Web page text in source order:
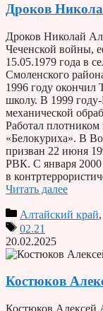
Дроков
Дроков Николай
Чеченской войны,
15.05.1979 года в
Смоленского
1996 году
школу. В 1999
механической
Работал плотником
«Белокуриха». В
призван 22 июня
РВК. С января 2000
в
Читать далее
Алтайский край,
02.21
20.02.2025
Костюков
Костюков Алексей